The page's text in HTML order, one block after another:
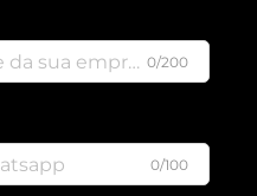
0/200
0/100